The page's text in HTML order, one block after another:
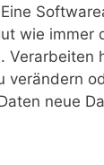
wie immer
Verarbeiten
verändern
neue